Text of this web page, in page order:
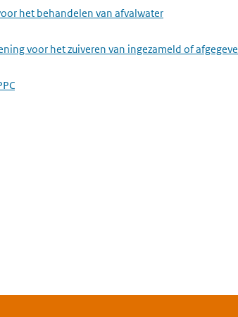
het behandelen van afvalwater
voor het zuiveren van ingezameld of